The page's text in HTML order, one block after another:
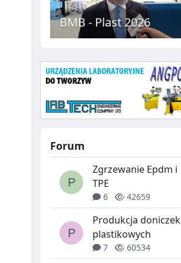
BMB - Plast 2026
Forum
Zgrzewanie Epdm i
TPE
6 42659
Produkcja doniczek
plastikowych
7 60534